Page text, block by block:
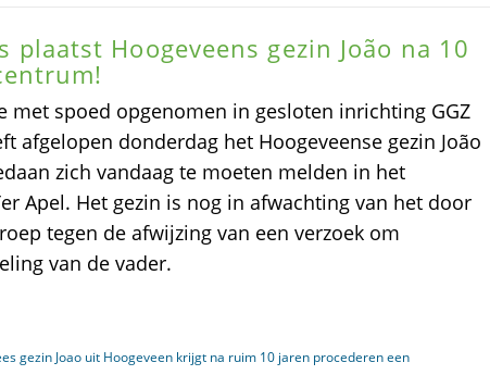
plaatst Hoogeveens gezin João na 10
met spoed opgenomen in gesloten inrichting GGZ
afgelopen donderdag het Hoogeveense gezin João
zich vandaag te moeten melden in het
Apel. Het gezin is nog in afwachting van het door
tegen de afwijzing van een verzoek om
van de vader.
gezin Joao uit Hoogeveen krijgt na ruim 10 jaren procederen een